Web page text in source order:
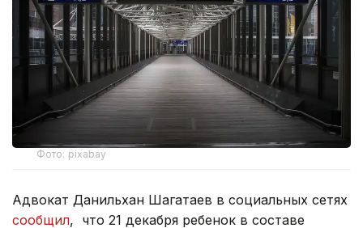
Фото: pixabay
Адвокат Данильхан Шагатаев в социальных сетях
сообщил, что 21 декабря ребенок в составе